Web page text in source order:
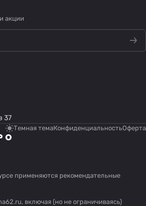
акции
37
Темная темаКонфиденциальностьОферта
применяются рекомендательные
включая (но не ограничиваясь)